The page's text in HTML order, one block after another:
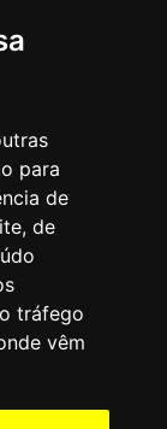
para
de
de
tráfego
vêm